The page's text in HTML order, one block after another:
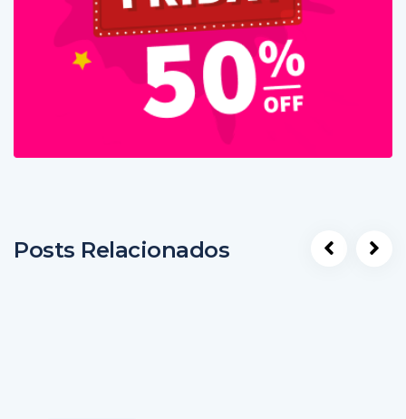
Posts Relacionados